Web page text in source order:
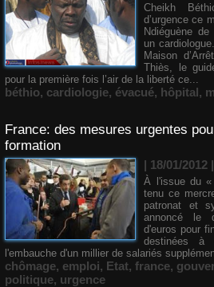
Cheikh
d’urgence ce
Ndiéguène
un
Maison
Thiès, le
pour la première fois l’air de la liberté ce...
béthio, cardiologie, évacué, hôpital,
France: des mesures urgentes
formation
| 18/01/2012 |
À l'issue du
tenu ce
patronat et
annoncé le
d'euros pour
destinées à
l'embauche d'un millier de salariés
chômage, emploi, Etat, france,
politique, urgence